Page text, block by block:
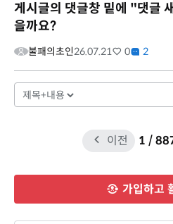
게시글의 댓글창 밑에 "댓글
을까요?
불패의초인26.07.21 0 2
이전 1 /
가입하고